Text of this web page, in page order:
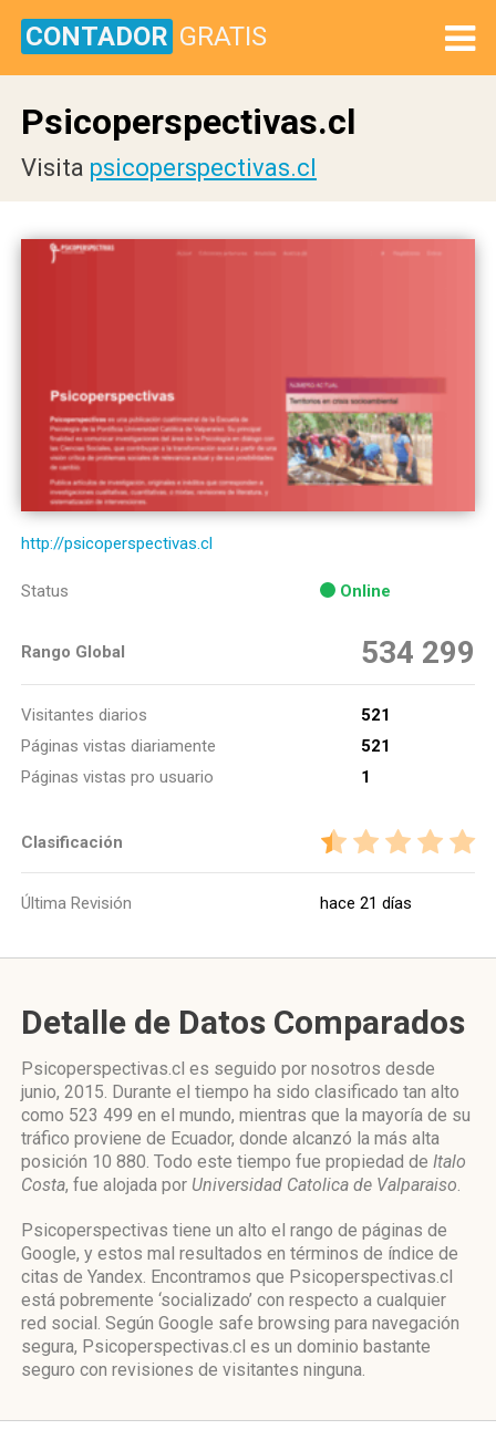
CONTADOR GRATIS
Psicoperspectivas.cl
Visita psicoperspectivas.cl
http://psicoperspectivas.cl
Status Online
Rango Global 534 299
Visitantes diarios
521
Páginas vistas diariamente
521
Páginas vistas pro usuario
1
Clasificación
Última Revisión hace 21 días
Detalle de Datos Comparados
Psicoperspectivas.cl es seguido por nosotros desde
junio, 2015. Durante el tiempo ha sido clasificado tan alto
como 523 499 en el mundo, mientras que la mayoría de su
tráfico proviene de Ecuador, donde alcanzó la más alta
posición 10 880. Todo este tiempo fue propiedad de Italo
Costa, fue alojada por Universidad Catolica de Valparaiso.
Psicoperspectivas tiene un alto el rango de páginas de
Google, y estos mal resultados en términos de índice de
citas de Yandex. Encontramos que Psicoperspectivas.cl
está pobremente ‘socializado’ con respecto a cualquier
red social. Según Google safe browsing para navegación
segura, Psicoperspectivas.cl es un dominio bastante
seguro con revisiones de visitantes ninguna.